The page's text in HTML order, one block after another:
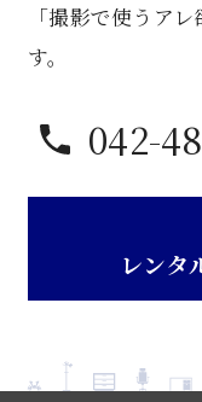
「撮影で使うア
す。
042-
レンタ